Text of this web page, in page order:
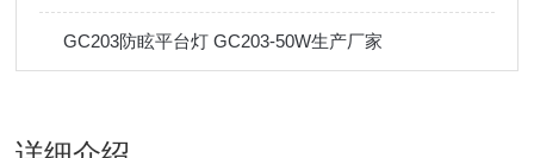
GC203防眩平台灯 GC203-50W生产厂家